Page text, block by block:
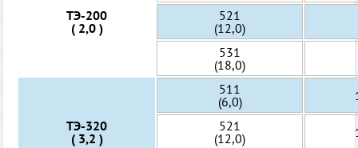
ТЭ-200
( 2,0 )
521
(12,0)
531
(18,0)
ТЭ-320
( 3,2 )
511
(6,0)
521
(12,0)